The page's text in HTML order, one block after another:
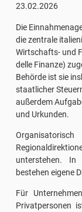
23.02.2026
Die
die zentrale
Wirtschafts- und
delle Finanze)
Behörde ist sie
staatlicher
außerdem
und Urkunden.
unterstehen. In
bestehen eigene
Für
Privatpersonen